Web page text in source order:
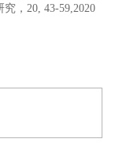
，20, 43-59,2020